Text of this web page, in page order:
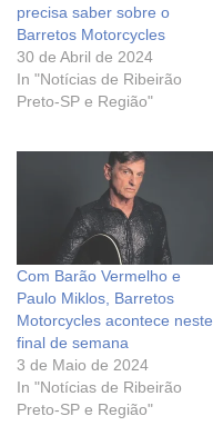
precisa saber sobre o
Barretos Motorcycles
30 de Abril de 2024
In "Notícias de Ribeirão
Preto-SP e Região"
Com Barão Vermelho e
Paulo Miklos, Barretos
Motorcycles acontece neste
final de semana
3 de Maio de 2024
In "Notícias de Ribeirão
Preto-SP e Região"